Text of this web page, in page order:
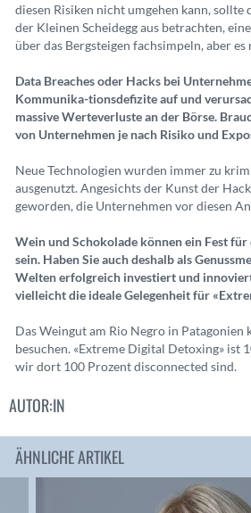
diesen Risiken nicht umgehen kann, sollte
der Kleinen Scheidegg aus betrachten,
über das Bergsteigen fachsimpeln, aber
Data Breaches oder Hacks bei
Kommunika-tionsdefizite auf und
massive Werteverluste an der Börse.
von Unternehmen je nach Risiko und
Neue Technologien wurden immer zu
ausgenutzt. Angesichts der Kunst der
geworden, die Unternehmen vor diesen
Wein und Schokolade können ein Fest für
sein. Haben Sie auch deshalb als
Welten erfolgreich investiert und
vielleicht die ideale Gelegenheit für
Das Weingut am Rio Negro in Patagonien
besuchen. «Extreme Digital Detoxing» ist
wir dort 100 Prozent disconnected sind.
AUTOR:IN
ÄHNLICHE ARTIKEL